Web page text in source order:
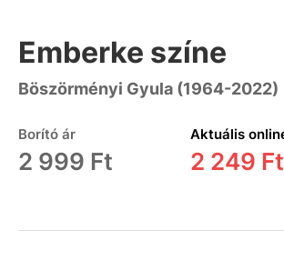
Emberke színe
Böszörményi Gyula (1964-2022)
Borító ár
2 999 Ft
Aktuális
2 249 Ft